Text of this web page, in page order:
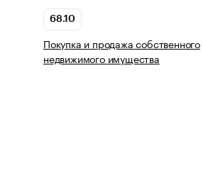
68.10
Покупка и продажа собственного
недвижимого имущества